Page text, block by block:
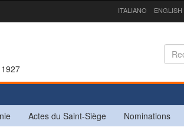
ITALIANO ENGLISH
Actes du Saint-Siège Nominations